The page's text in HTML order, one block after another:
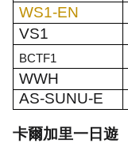
WS1-EN
VS1
BCTF1
WWH
AS-SUNU-E
卡爾加里一 日遊